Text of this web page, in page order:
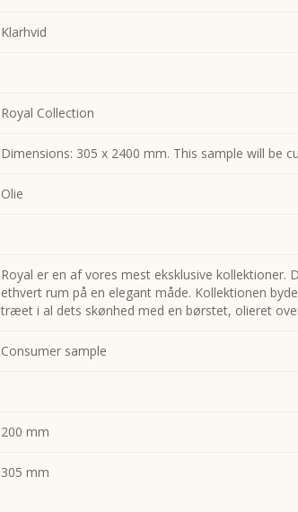
Klarhvid
Royal Collection
Dimensions: 305 x 2400 mm. This sample will be
Olie
Royal er en af vores mest eksklusive
ethvert rum på en elegant måde. Kollektionen
træet i al dets skønhed med en børstet, olieret
Consumer sample
200 mm
305 mm